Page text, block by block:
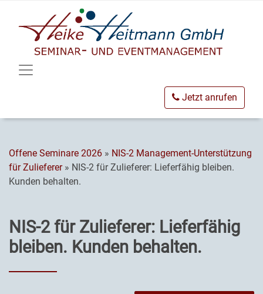
Jetzt anrufen
Offene Seminare 2026 » NIS-2 Management-Unterstützung
für Zulieferer» NIS-2 für Zulieferer: Lieferfähig bleiben.
Kunden behalten.
NIS-2 für Zulieferer: Lieferfähig
bleiben. Kunden behalten.